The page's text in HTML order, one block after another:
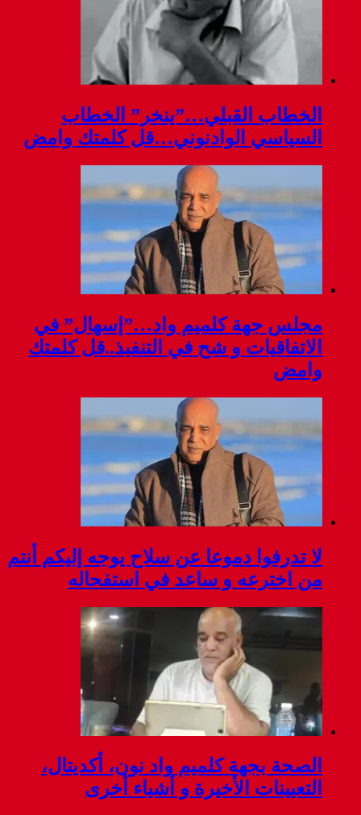
الخطاب القبلي…”ينخر” الخطاب
السياسي الوادنوني…قل كلمتك وامض
مجلس جهة كلميم واد…”إسهال” في
الاتفاقيات و شح في التنفيذ..قل كلمتك
وامض
لا تدرفوا دموعا عن سلاح يوجه إليكم أنتم
من اخترعه و ساعد في استفحاله
الصحة بجهة كلميم واد نون، أكديتال،
التعيينات الأخيرة و أشياء أخرى